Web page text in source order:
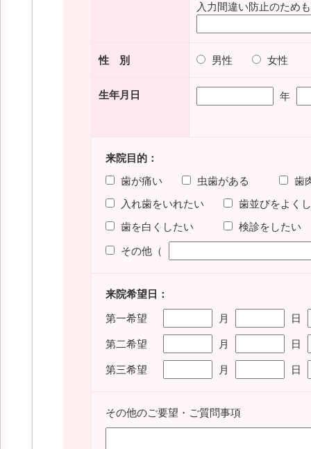
入力間違い防止のため
性 別 男性 女性
生年月日 年
来院目的：
歯が痛い
虫歯がある
歯
入れ歯をいれたい
歯並びをよく
歯を白くしたい
検診をしたい
その他（
来院希望日：
第一希望 月 日
第二希望 月 日
第三希望 月 日
その他のご要望・ご質問事項